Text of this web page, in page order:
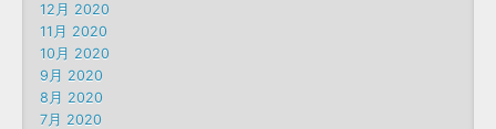
12月 2020
11月 2020
10月 2020
9月 2020
8月 2020
7月 2020